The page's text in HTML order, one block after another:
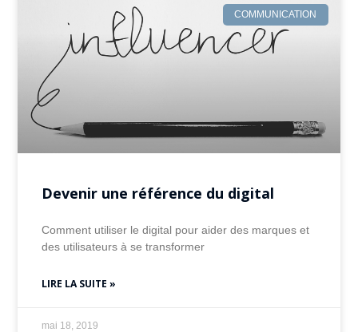
COMMUNICATION
Devenir une référence du digital
Comment utiliser le digital pour aider des marques et
des utilisateurs à se transformer
LIRE LA SUITE »
mai 18, 2019